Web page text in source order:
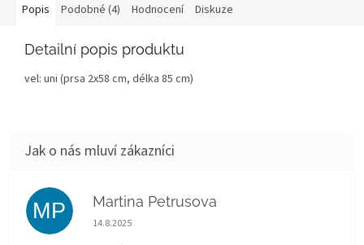
Popis Podobné (4) Hodnocení Diskuze
Detailní popis produktu
vel: uni (prsa 2x58 cm, délka 85 cm)
MP Martina Petrusova
Hodnocení obchodu je 5 z 5 hvězdiček.
14.8.2025